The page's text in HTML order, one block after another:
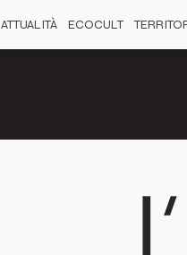
ATTUALITÀ ECOCULT